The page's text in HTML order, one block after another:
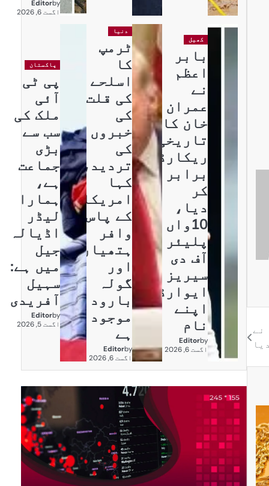
نے
by
Editor
اگست 6, 2026
کھیل
بابر
اعظم
نے
عمران
خان کا
تاریخی
ریکارڈ
برابر
کر
دیا،
10واں
پلیئر
آف دی
سیریز
ایوارڈ
اپنے
نام
by
Editor
اگست 6, 2026
دنیا
ٹرمپ
کا
اسلحے
کی قلت
کی
خبروں
کی
تردید،
کہا
امریکا
کے پاس
وافر
ہتھیار
اور
گولہ
بارود
موجود
ہے
by
Editor
اگست 6, 2026
پاکستان
پی ٹی
آئی
ملک کی
سب سے
بڑی
جماعت
ہے،
ہمارا
لیڈر
اڈیالہ
جیل
میں ہے:
سہیل
آفریدی
by
Editor
اگست 5, 2026